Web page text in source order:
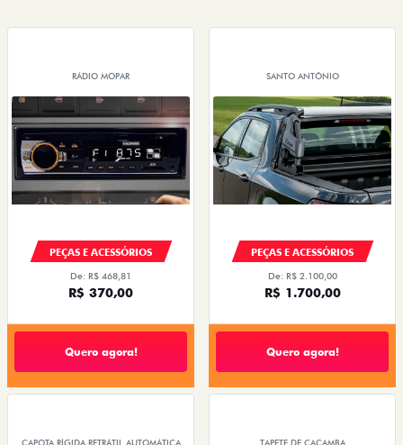
RÁDIO MOPAR
PEÇAS E ACESSÓRIOS
De: R$ 468,81
R$ 370,00
Quero agora!
SANTO ANTÔNIO
PEÇAS E ACESSÓRIOS
De: R$ 2.100,00
R$ 1.700,00
Quero agora!
CAPOTA RÍGIDA RETRÁTIL AUTOMÁTICA
TAPETE DE CAÇAMBA